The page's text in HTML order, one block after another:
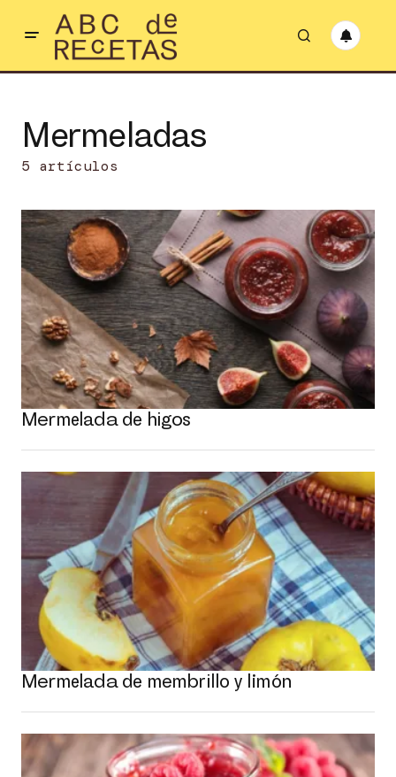
Mermeladas
5 artículos
Mermelada de higos
Mermelada de membrillo y limón